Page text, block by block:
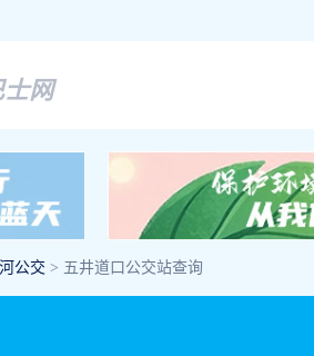
网
公交 > 五井道口公交站查询